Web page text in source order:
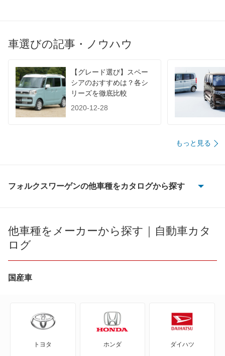
装備オプション 装備詳細を見る
車選びの記事・ノウハウ
【グレード選び】スペー
シアのおすすめは？各シ
リーズを徹底比較
2020-12-28
もっと見る
フォルクスワーゲンの他車種をカタログから探す
ID.4
ID.Buzz
T-ロック
アップ!
アルテオン
他車種をメーカーから探す｜自動車カタ
ログ
国産車
トヨタ ホンダ ダイハツ